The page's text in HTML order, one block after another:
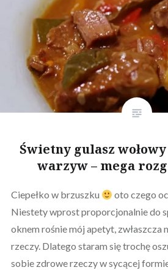
Świetny gulasz
warzyw – mega
Ciepełko w brzuszku
oto czego
Niestety wprost proporcjonalnie do
oknem rośnie mój apetyt, zwłaszcza
rzeczy. Dlatego staram się trochę
sobie zdrowe rzeczy w sycącej